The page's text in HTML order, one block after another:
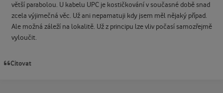
větší parabolou. U kabelu UPC je kostičkování v současné době snad
zcela výjimečná věc. Už ani nepamatuji kdy jsem měl nějaký případ.
Ale možná záleží na lokalitě. Už z principu lze vliv počasí samozřejmě
vyloučit.
Citovat